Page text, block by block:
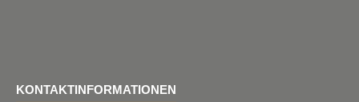
KONTAKTINFORMATIONEN